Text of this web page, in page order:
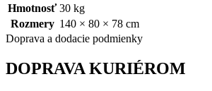
Hmotnosť 30 kg
Rozmery 140 × 80 × 78 cm
Doprava a dodacie podmienky
DOPRAVA KURIÉROM